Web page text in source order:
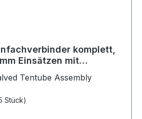
komplett,
Einsätzen mit
Tentube Assembly
Stück)